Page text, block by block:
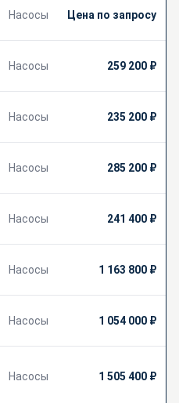
Насосы Цена по запросу
Насосы 259 200 ₽
Насосы 235 200 ₽
Насосы 285 200 ₽
Насосы 241 400 ₽
Насосы 1 163 800 ₽
Насосы 1 054 000 ₽
Насосы 1 505 400 ₽